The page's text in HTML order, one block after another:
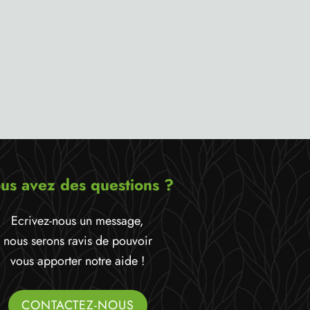
avez des questions ?
Ecrivez-nous un message,
nous serons ravis de pouvoir
vous apporter notre aide !
CONTACTEZ-NOUS